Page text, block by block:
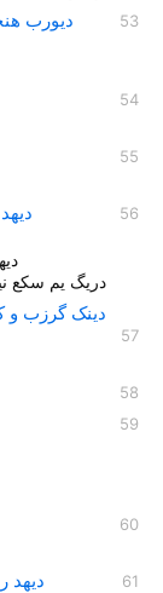
دیورب هنحص
دریگ یم سکع
دینک گرزب و
دیهد